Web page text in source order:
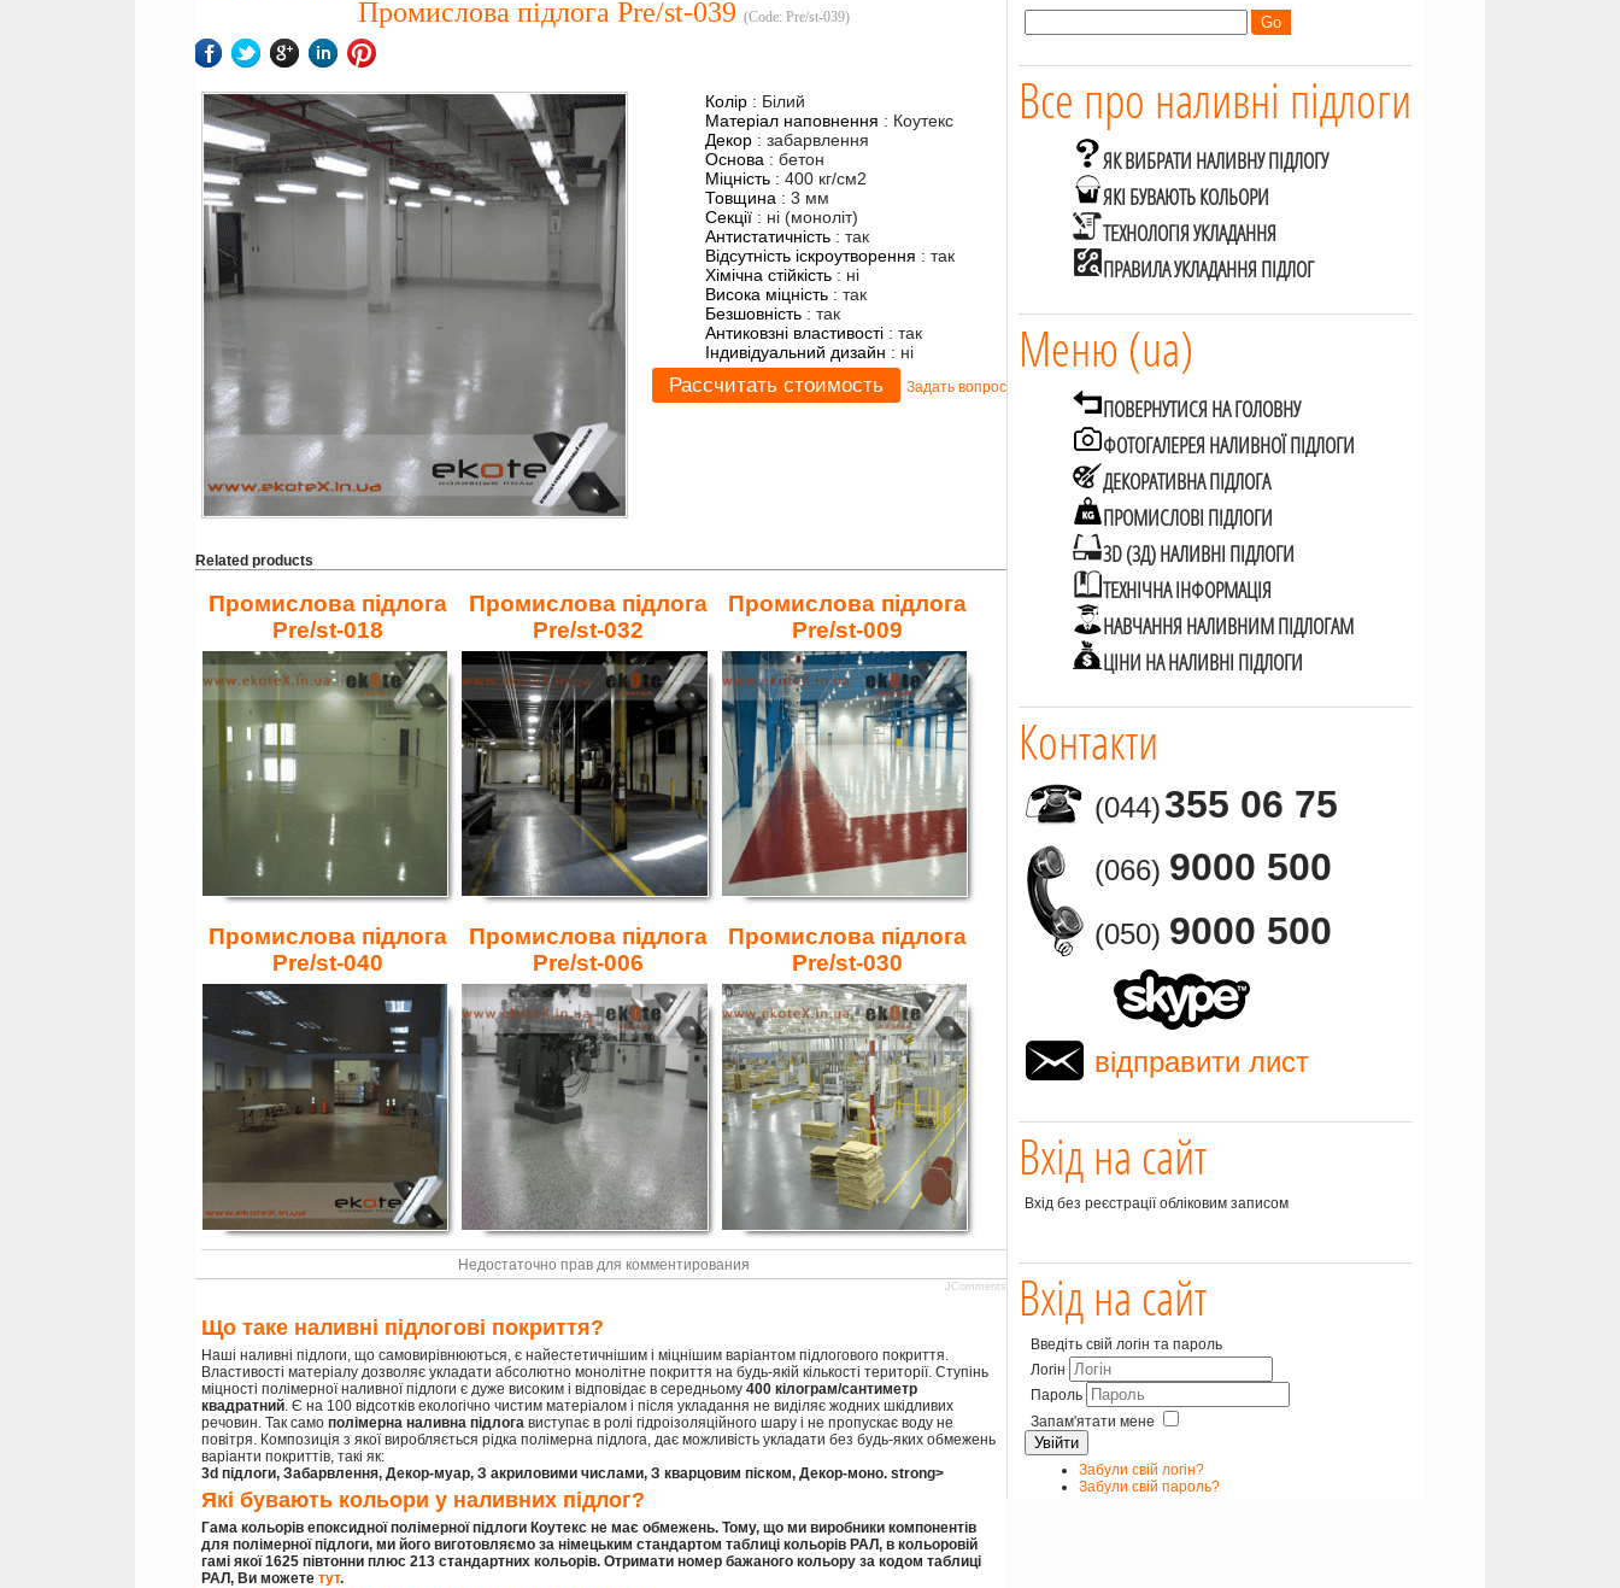
Все про наливні підлоги
ЯК ВИБРАТИ НАЛИВНУ ПІДЛОГУ
ЯКІ БУВАЮТЬ КОЛЬОРИ
ТЕХНОЛОГІЯ УКЛАДАННЯ
ПРАВИЛА УКЛАДАННЯ ПІДЛОГ
Меню (ua)
ПОВЕРНУТИСЯ НА ГОЛОВНУ
ФОТОГАЛЕРЕЯ НАЛИВНОЇ ПІДЛОГИ
ДЕКОРАТИВНА ПІДЛОГА
ПРОМИСЛОВІ ПІДЛОГИ
3D (3Д) НАЛИВНІ ПІДЛОГИ
ТЕХНІЧНА ІНФОРМАЦІЯ
НАВЧАННЯ НАЛИВНИМ ПІДЛОГАМ
ЦІНИ НА НАЛИВНІ ПІДЛОГИ
Контакти
(044)355 06 75
(066) 9000 500
(050) 9000 500
відправити лист
Вхід на сайт
Вхід без реєстрації обліковим записом
Вхід на сайт
Введіть свій логін та пароль
Логін
Пароль
Запам'ятати мене
Увійти
Забули свій логін?
Забули свій пароль?
Промислова підлога Pre/st-039(Code:Pre/st-039)
Колір : Білий
Матеріал наповнення : Коутекс
Декор :забарвлення
Основа :бетон
Міцність :400 кг/см2
Товщина :3 мм
Секції : ні (моноліт)
Антистатичність :так
Відсутність іскроутворення :так
Хімічна стійкість : ні
Висока міцність :так
Безшовність :так
Антиковзні властивості :так
Індивідуальний дизайн : ні
Задать вопрос
Related products
Промислова підлога
Pre/st-018
Промислова підлога
Pre/st-032
Промислова підлога
Pre/st-009
Промислова підлога
Pre/st-040
Промислова підлога
Pre/st-006
Промислова підлога
Pre/st-030
Недостаточно прав для комментирования
JComments
Що таке наливні підлогові покриття?
Наші наливні підлоги, що самовирівнюються, є найестетичнішим і міцнішим варіантом підлогового покриття.
Властивості матеріалу дозволяє укладати абсолютно монолітне покриття на будь-якій кількості території. Ступінь
міцності полімерної наливної підлоги є дуже високим і відповідає в середньому 400 кілограм/сантиметр
квадратний. Є на 100 відсотків екологічно чистим матеріалом і після укладання не виділяє жодних шкідливих
речовин. Так само полімерна наливна підлога виступає в ролі гідроізоляційного шару і не пропускає воду не
повітря. Композиція з якої виробляється рідка полімерна підлога, дає можливість укладати без будь-яких обмежень
варіанти покриттів, такі як:
3d підлоги, Забарвлення, Декор-муар, З акриловими числами, З кварцовим піском, Декор-моно. strong>
Які бувають кольори у наливних підлог?
Гама кольорів епоксидної полімерної підлоги Коутекс не має обмежень. Тому, що ми виробники компонентів
для полімерної підлоги, ми його виготовляємо за німецьким стандартом таблиці кольорів РАЛ, в кольоровій
гамі якої1625 півтонни плюс 213 стандартних кольорів. Отримати номер бажаного кольору за кодом таблиці
РАЛ, Ви можете тут.